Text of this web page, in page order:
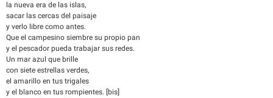
la nueva era de las islas,
sacar las cercas del paisaje
y verlo libre como antes.
Que el campesino siembre su propio pan
y el pescador pueda trabajar sus redes.
Un mar azul que brille
con siete estrellas verdes,
el amarillo en tus trigales
y el blanco en tus rompientes. [bis]